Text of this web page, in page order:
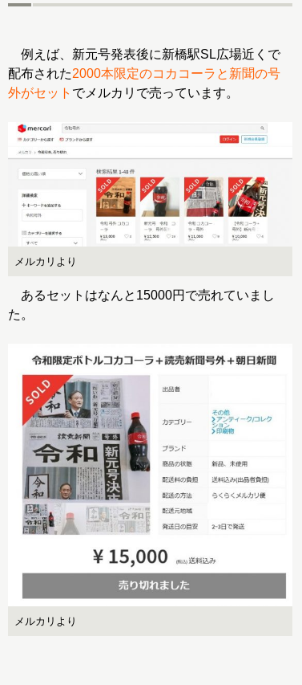
例えば、新元号発表後に新橋駅SL広場近くで
配布された2000本限定のコカコーラと新聞の号
外がセット でメルカリで売っています。
メルカリより
あるセットはなんと15000円で売れていまし
た。
メルカリより